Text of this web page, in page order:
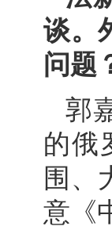
谈。
问题
郭
的俄
围、
意《